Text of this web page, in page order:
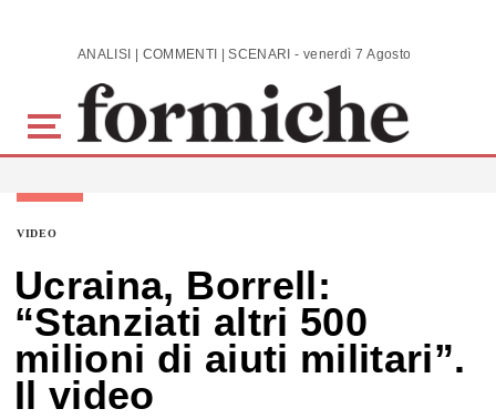
Skip to main content ANALISI | COMMENTI | SCENARI - venerdì 7 Agosto 2026
VIDEO
Ucraina, Borrell:
“Stanziati altri 500
milioni di aiuti militari”.
Il video